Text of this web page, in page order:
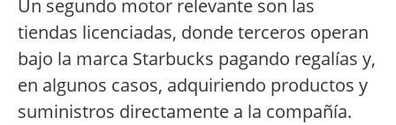
Un segundo motor relevante son las
tiendas licenciadas, donde terceros operan
bajo la marca Starbucks pagando regalías y,
en algunos casos, adquiriendo productos y
suministros directamente a la compañía.